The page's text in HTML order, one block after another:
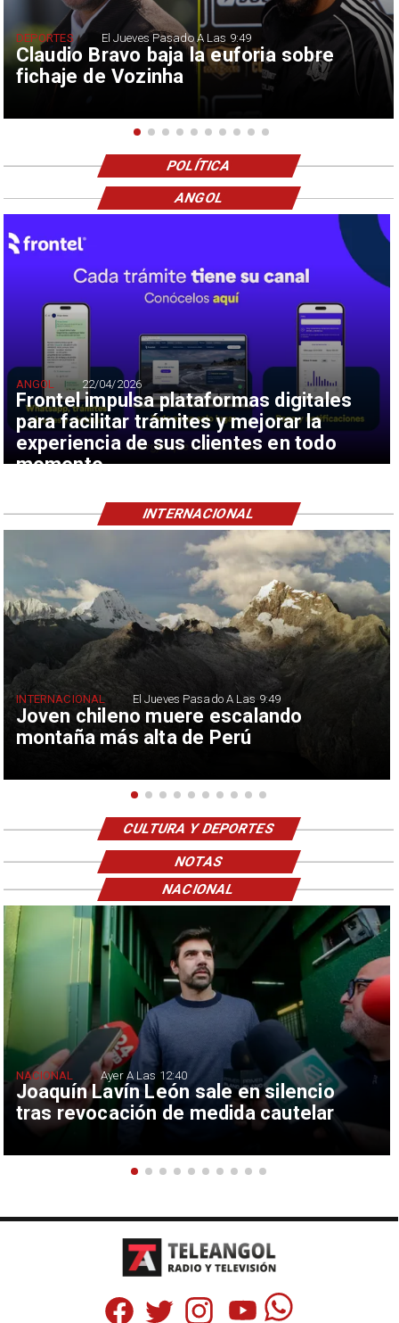
Claudio Bravo baja la euforia sobre
fichaje de Vozinha
DEPORTES El Jueves Pasado A Las 9:49
POLÍTICA
Frontel impulsa plataformas digitales
para facilitar trámites y mejorar la
experiencia de sus clientes en todo
momento
ANGOL 22/04/2026
ANGOL
Joven chileno muere escalando
montaña más alta de Perú
INTERNACIONAL El Jueves Pasado A Las 9:49
INTERNACIONAL
CULTURA Y DEPORTES
NOTAS
Joaquín Lavín León sale en silencio
tras revocación de medida cautelar
NACIONAL Ayer A Las 12:40
NACIONAL